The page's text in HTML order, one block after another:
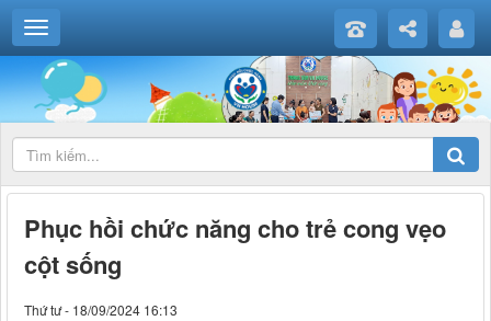
Phục hồi chức năng cho trẻ cong vẹo
cột sống
Thứ tư - 18/09/2024 16:13